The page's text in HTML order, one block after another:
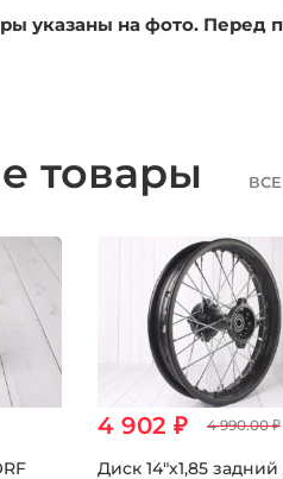
указаны на фото. Перед
товары
4 902 ₽ 4 990.00 ₽
Диск 14"х1,85 задний